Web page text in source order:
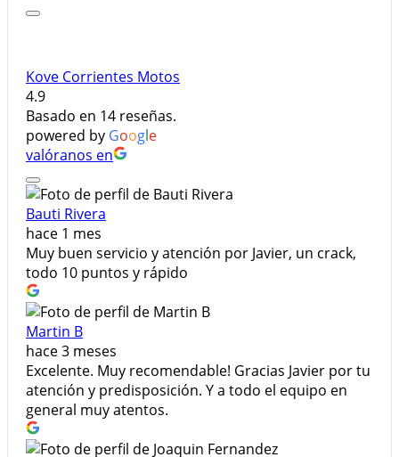
Kove Corrientes Motos
4.9
Basado en 14 reseñas.
powered by Google
valóranos en
Bauti Rivera
hace 1 mes
Muy buen servicio y atención por Javier, un crack,
todo 10 puntos y rápido
Martin B
hace 3 meses
Excelente. Muy recomendable! Gracias Javier por tu
atención y predisposición. Y a todo el equipo en
general muy atentos.